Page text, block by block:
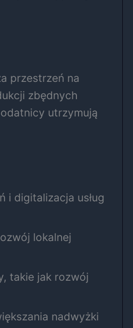
przestrzeń na
zbędnych
utrzymują
i digitalizacja usług
lokalnej
takie jak rozwój
nadwyżki